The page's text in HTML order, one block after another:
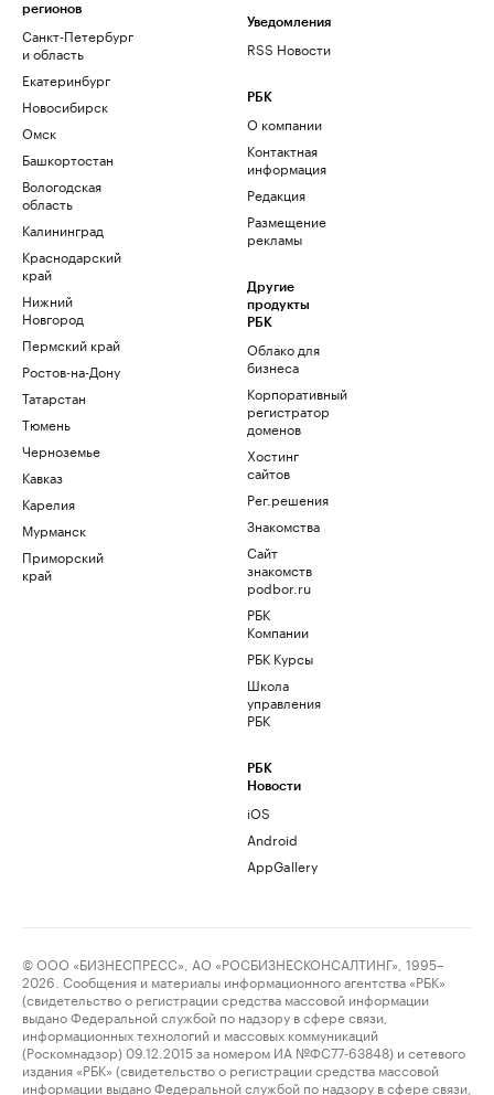
регионов
Санкт-Петербург
и область
Екатеринбург
Новосибирск
Омск
Башкортостан
Вологодская
область
Калининград
Краснодарский
край
Нижний
Новгород
Пермский край
Ростов-на-Дону
Татарстан
Тюмень
Черноземье
Кавказ
Карелия
Мурманск
Приморский
край
Уведомления
RSS Новости
РБК
О компании
Контактная
информация
Редакция
Размещение
рекламы
Другие
продукты
РБК
Облако для
бизнеса
Корпоративный
регистратор
доменов
Хостинг
сайтов
Рег.решения
Знакомства
Сайт
знакомств
podbor.ru
РБК
Компании
РБК Курсы
Школа
управления
РБК
РБК
Новости
iOS
Android
AppGallery
© ООО «БИЗНЕСПРЕСС», АО «РОСБИЗНЕСКОНСАЛТИНГ», 1995–
2026. Сообщения и материалы информационного агентства «РБК»
(свидетельство о регистрации средства массовой информации
выдано Федеральной службой по надзору в сфере связи,
информационных технологий и массовых коммуникаций
(Роскомнадзор) 09.12.2015 за номером ИА №ФС77-63848) и сетевого
издания «РБК» (свидетельство о регистрации средства массовой
информации выдано Федеральной службой по надзору в сфере связи,